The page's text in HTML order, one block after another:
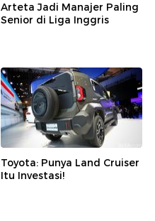
Arteta Jadi Manajer Paling
Senior di Liga Inggris
Toyota: Punya Land Cruiser
Itu Investasi!